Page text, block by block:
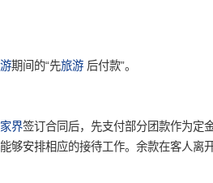
期间的“先旅游 后付款”。
界签订合同后，先支付部分团款作为定
能够安排相应的接待工作。余款在客人离